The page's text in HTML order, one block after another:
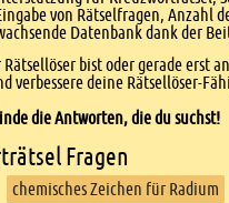
von Rätselfragen, Anzahl
Datenbank dank der
bist oder gerade erst
verbessere deine Rätsellöser-
die Antworten, die du suchst!
Fragen
chemisches Zeichen für Radium